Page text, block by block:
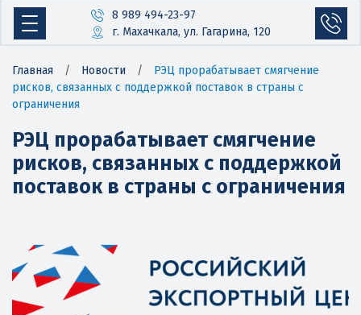
8 989 494-23-97
г. Махачкала, ул. Гагарина, 120
Главная / Новости /
РЭЦ прорабатывает смягчение
рисков, связанных с поддержкой поставок в страны с
ограничения
РЭЦ прорабатывает смягчение
рисков, связанных с поддержкой
поставок в страны с ограничения